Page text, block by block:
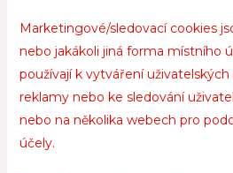
Marketingové/sledovací cookies
nebo jakákoli jiná forma místního
používají k vytváření
reklamy nebo ke sledování
nebo na několika webech pro
účely.